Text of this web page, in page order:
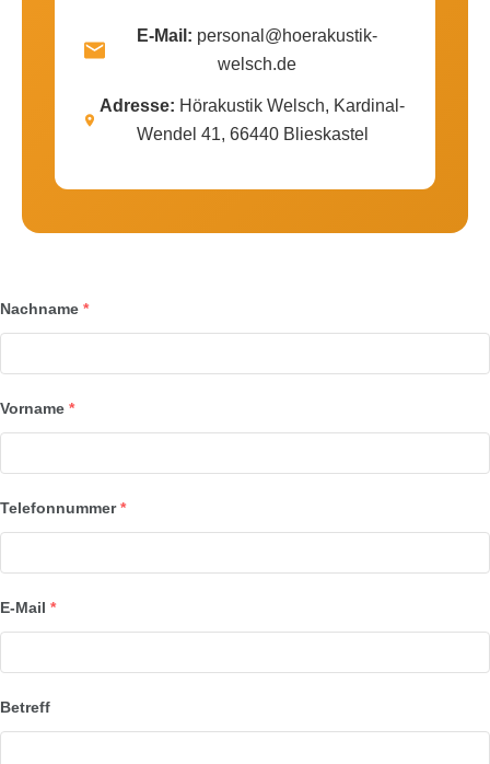
E-Mail: personal@hoerakustik-
welsch.de
Adresse: Hörakustik Welsch, Kardinal-
Wendel 41, 66440 Blieskastel
Nachname *
Vorname *
Telefonnummer *
E-Mail *
Betreff